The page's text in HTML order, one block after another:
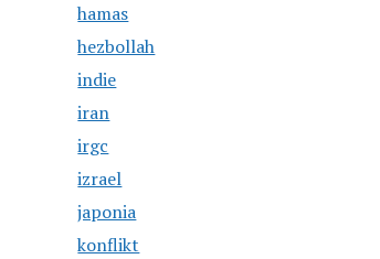
hamas
hezbollah
indie
iran
irgc
izrael
japonia
konflikt